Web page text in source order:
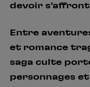
devoir
Entre
et romance
saga culte
personnages